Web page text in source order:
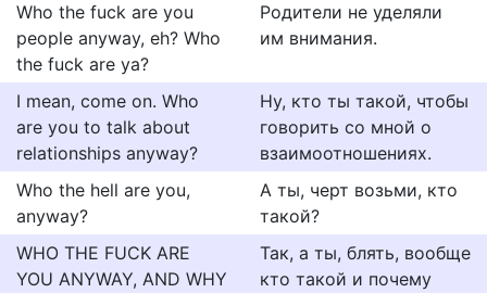
Who the fuck are you
people anyway, eh? Who
the fuck are ya?
Родители не уделяли
им внимания.
I mean, come on. Who
are you to talk about
relationships anyway?
Ну, кто ты такой, чтобы
говорить со мной о
взаимоотношениях.
Who the hell are you,
anyway?
А ты, черт возьми, кто
такой?
WHO THE FUCK ARE
YOU ANYWAY, AND WHY
Так, а ты, блять, вообще
кто такой и почему